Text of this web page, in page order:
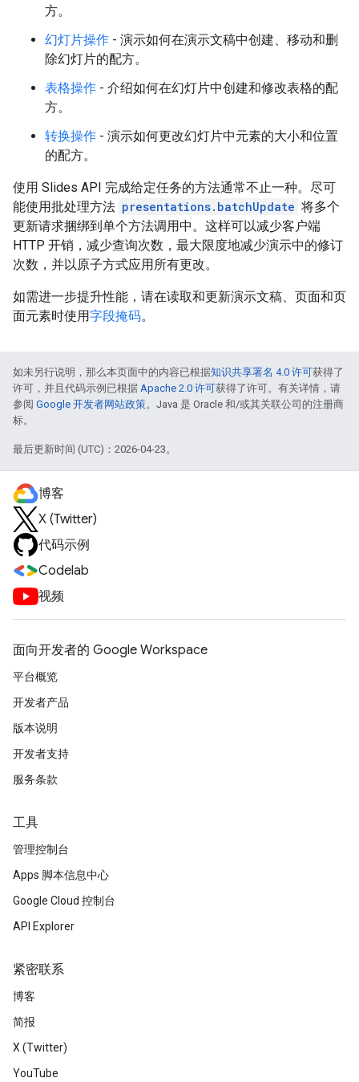
方。
幻灯片操作 - 演示如何在演示文稿中创建、移动和删
除幻灯片的配方。
表格操作 - 介绍如何在幻灯片中创建和修改表格的配
方。
转换操作 - 演示如何更改幻灯片中元素的大小和位置
的配方。
使用 Slides API 完成给定任务的方法通常不止一种。尽可
能使用批处理方法 presentations.batchUpdate 将多个
更新请求捆绑到单个方法调用中。这样可以减少客户端
HTTP 开销，减少查询次数，最大限度地减少演示中的修订
次数，并以原子方式应用所有更改。
如需进一步提升性能，请在读取和更新演示文稿、页面和页
面元素时使用字段掩码。
如未另行说明，那么本页面中的内容已根据知识共享署名 4.0 许可获得了
许可，并且代码示例已根据 Apache 2.0 许可获得了许可。有关详情，请
参阅 Google 开发者网站政策。Java 是 Oracle 和/或其关联公司的注册商
标。
最后更新时间 (UTC)：2026-04-23。
博客
X (Twitter)
代码示例
Codelab
视频
面向开发者的 Google Workspace
平台概览
开发者产品
版本说明
开发者支持
服务条款
工具
管理控制台
Apps 脚本信息中心
Google Cloud 控制台
API Explorer
紧密联系
博客
简报
X (Twitter)
YouTube